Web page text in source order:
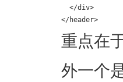
  </div>
</header>
重点在
外一个